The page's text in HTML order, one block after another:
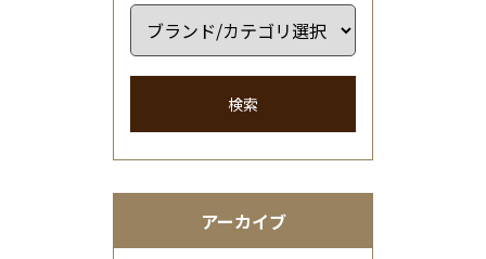
検索
アーカイブ